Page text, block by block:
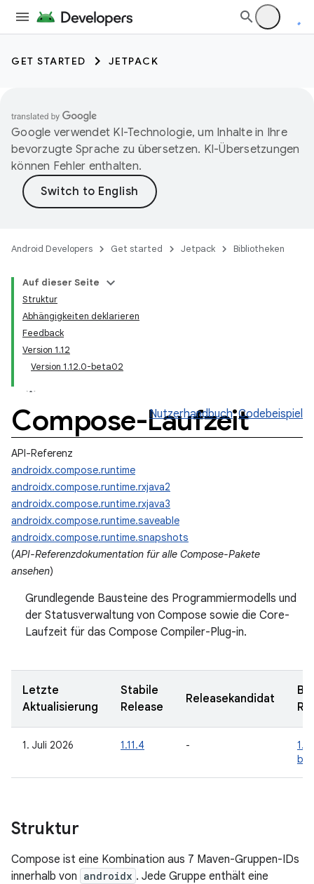
GET STARTED JETPACK
Google verwendet KI-Technologie, um Inhalte in Ihre
bevorzugte Sprache zu übersetzen. KI-Übersetzungen
können Fehler enthalten.
Android Developers Get started Jetpack Bibliotheken
Auf dieser Seite
Struktur
Abhängigkeiten deklarieren
Feedback
Version 1.12
Version 1.12.0-beta02
Compose-Laufzeit
Nutzerhandbuch Codebeispiel
API-Referenz
androidx.compose.runtime
androidx.compose.runtime.rxjava2
androidx.compose.runtime.rxjava3
androidx.compose.runtime.saveable
androidx.compose.runtime.snapshots
(API-Referenzdokumentation für alle Compose-Pakete
ansehen)
Grundlegende Bausteine des Programmiermodells und
der Statusverwaltung von Compose sowie die Core-
Laufzeit für das Compose Compiler-Plug-in.
Letzte
Aktualisierung
Stabile
Release
Releasekandidat
1. Juli 2026 1.11.4 -
Struktur
Compose ist eine Kombination aus 7 Maven-Gruppen-IDs
innerhalb von androidx . Jede Gruppe enthält eine